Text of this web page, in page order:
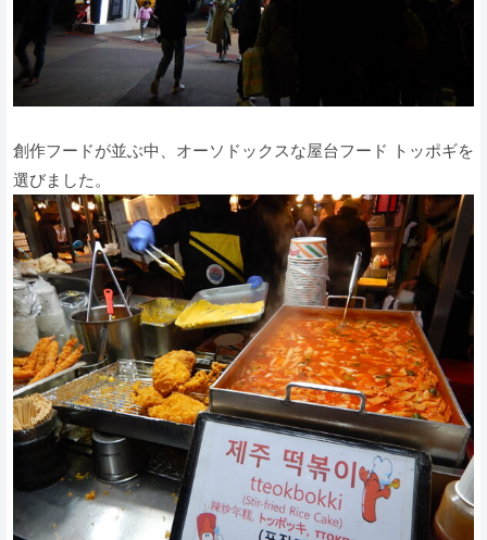
創作フードが並ぶ中、オーソドックスな屋台フード トッポギを
選びました。